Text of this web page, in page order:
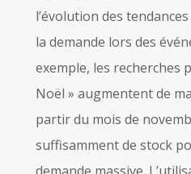
l’évolution des
la demande lors des
exemple, les recherches
Noël » augmentent de
partir du mois de
suffisamment de stock
demande massive.